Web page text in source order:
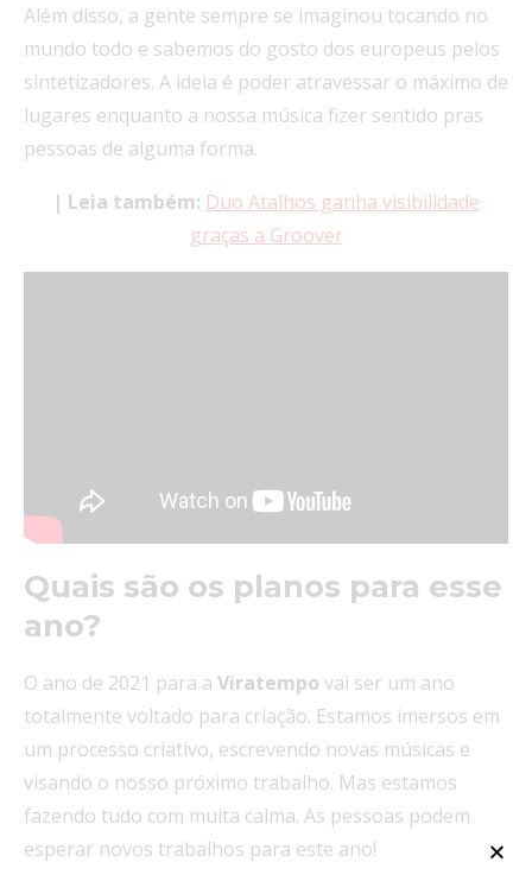
Além disso, a gente sempre se imaginou tocando no
mundo todo e sabemos do gosto dos europeus pelos
sintetizadores. A ideia é poder atravessar o máximo de
lugares enquanto a nossa música fizer sentido pras
pessoas de alguma forma.
| Leia também: Duo Atalhos ganha visibilidade
graças a Groover
Quais são os planos para esse
ano?
O ano de 2021 para a Viratempo vai ser um ano
totalmente voltado para criação. Estamos imersos em
um processo criativo, escrevendo novas músicas e
visando o nosso próximo trabalho. Mas estamos
fazendo tudo com muita calma. As pessoas podem
esperar novos trabalhos para este ano!